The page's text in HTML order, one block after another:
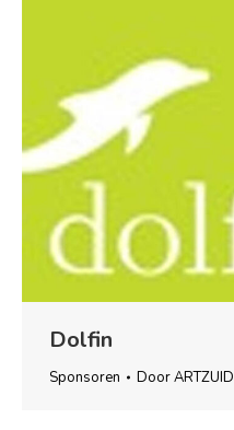
Dolfin
Sponsoren DoorARTZUID